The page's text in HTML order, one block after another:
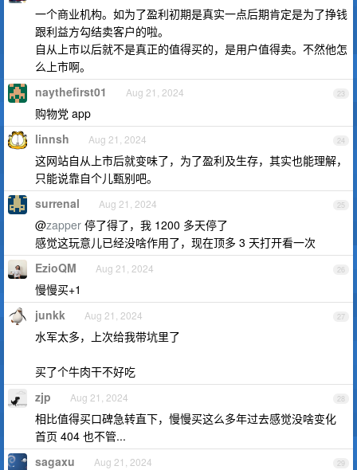
一个商业机构。如为了盈利初期是真实一点后期肯定是为了挣钱
跟利益方勾结卖客户的啦。
自从上市以后就不是真正的值得买的，是用户值得卖。不然他怎
么上市啊。
23
naythefirst01 Aug 21, 2024
购物党 app
24
linnsh Aug 21, 2024
这网站自从上市后就变味了，为了盈利及生存，其实也能理解，
只能说靠自个儿甄别吧。
25
surrenal Aug 21, 2024
@zapper 停了得了，我 1200 多天停了
感觉这玩意儿已经没啥作用了，现在顶多 3 天打开看一次
26
EzioQM Aug 21, 2024
慢慢买+1
27
junkk Aug 21, 2024
水军太多，上次给我带坑里了
买了个牛肉干不好吃
28
zjp Aug 21, 2024
相比值得买口碑急转直下，慢慢买这么多年过去感觉没啥变化
首页 404 也不管...
29
sagaxu Aug 21, 2024